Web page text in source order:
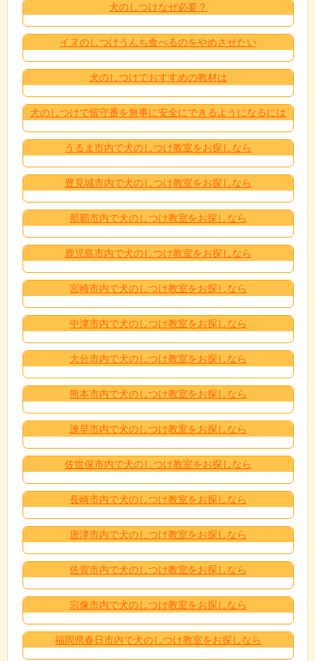
犬のしつけなぜ必要？
イヌのしつけうんち食べるのをやめさせたい
犬のしつけでおすすめの教材は
犬のしつけで留守番を無事に安全にできるようになるには
うるま市内で犬のしつけ教室をお探しなら
豊見城市内で犬のしつけ教室をお探しなら
那覇市内で犬のしつけ教室をお探しなら
鹿児島市内で犬のしつけ教室をお探しなら
宮崎市内で犬のしつけ教室をお探しなら
中津市内で犬のしつけ教室をお探しなら
大分市内で犬のしつけ教室をお探しなら
熊本市内で犬のしつけ教室をお探しなら
諫早市内で犬のしつけ教室をお探しなら
佐世保市内で犬のしつけ教室をお探しなら
長崎市内で犬のしつけ教室をお探しなら
唐津市内で犬のしつけ教室をお探しなら
佐賀市内で犬のしつけ教室をお探しなら
宗像市内で犬のしつけ教室をお探しなら
福岡県春日市内で犬のしつけ教室をお探しなら